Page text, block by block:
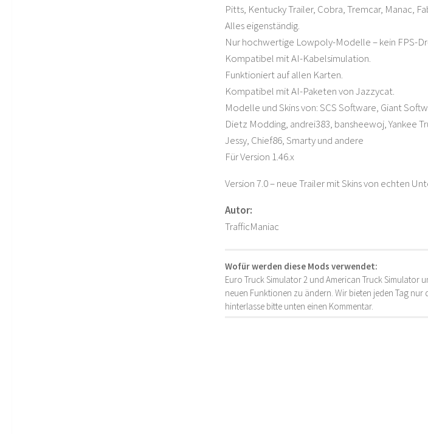
Pitts, Kentucky Trailer, Cobra, Tremcar, Manac,
Alles eigenständig.
Nur hochwertige Lowpoly-Modelle – kein FPS-
Kompatibel mit AI-Kabelsimulation.
Funktioniert auf allen Karten.
Kompatibel mit AI-Paketen von Jazzycat.
Modelle und Skins von: SCS Software, Giant
Dietz Modding, andrei383, bansheewoj, Yankee
Jessy, Chief86, Smarty und andere
Für Version 1.46.x
Version 7.0 – neue Trailer mit Skins von echten
Autor:
TrafficManiac
Wofür werden diese Mods verwendet:
Euro Truck Simulator 2 und American Truck Simulator
neuen Funktionen zu ändern. Wir bieten jeden Tag nur
hinterlasse bitte unten einen Kommentar.